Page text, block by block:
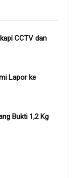
CCTV dan
Lapor ke
Bukti 1,2 Kg